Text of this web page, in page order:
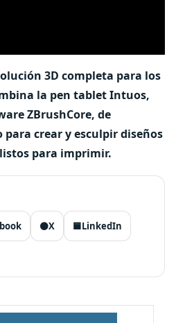
3D completa para los
la pen tablet Intuos,
ZBrushCore, de
crear y esculpir diseños
para imprimir.
⚫X 🟦LinkedIn